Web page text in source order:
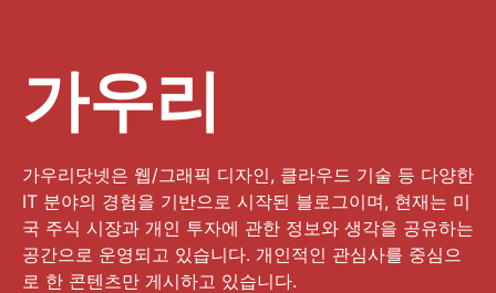
가우리
가우리닷넷은 웹/그래픽 디자인, 클라우드 기술 등 다양한
IT 분야의 경험을 기반으로 시작된 블로그이며, 현재는 미
국 주식 시장과 개인 투자에 관한 정보와 생각을 공유하는
공간으로 운영되고 있습니다. 개인적인 관심사를 중심으
로 한 콘텐츠만 게시하고 있습니다.